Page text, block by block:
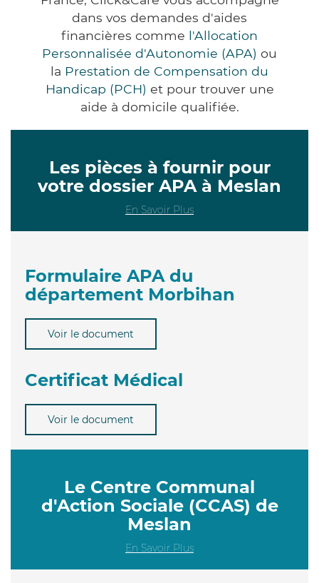
dans vos demandes d'aides
financières comme l'Allocation
Personnalisée d'Autonomie (APA) ou
la Prestation de Compensation du
Handicap (PCH) et pour trouver une
aide à domicile qualifiée.
Les pièces à fournir pour
votre dossier APA à Meslan
En Savoir Plus
Formulaire APA du
département Morbihan
Voir le document
Certificat Médical
Voir le document
Le Centre Communal
d'Action Sociale (CCAS) de
Meslan
En Savoir Plus